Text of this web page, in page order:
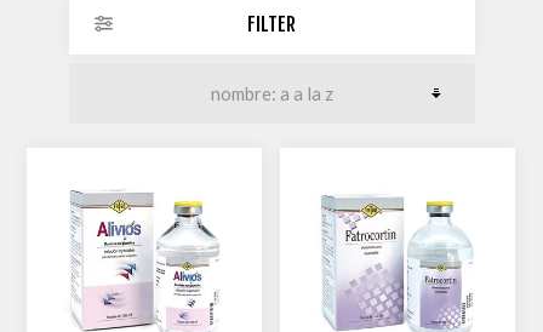
FILTER